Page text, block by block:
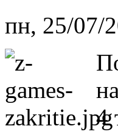
пн, 25/07/
4